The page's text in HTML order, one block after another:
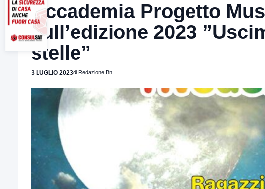
Accademia Progetto
sull’edizione 2023
stelle”
3 LUGLIO 2023di Redazione Bn